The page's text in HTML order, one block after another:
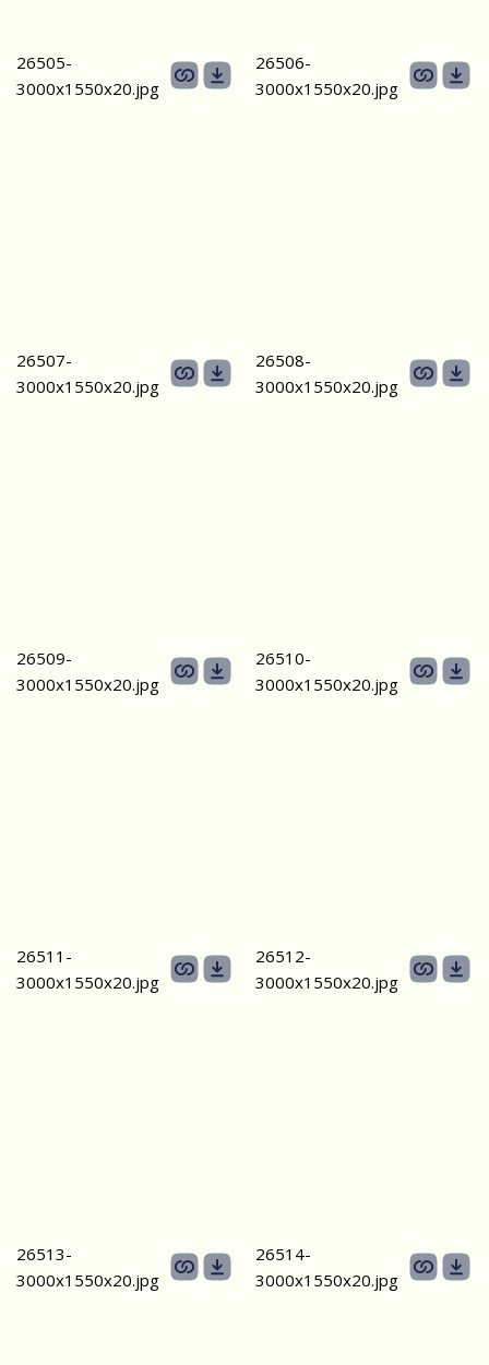
26505-
3000х1550х20.jpg
26506-
3000х1550х20.jpg
26507-
3000х1550х20.jpg
26508-
3000х1550х20.jpg
26509-
3000х1550х20.jpg
26510-
3000х1550х20.jpg
26511-
3000х1550х20.jpg
26512-
3000х1550х20.jpg
26513-
3000х1550х20.jpg
26514-
3000х1550х20.jpg